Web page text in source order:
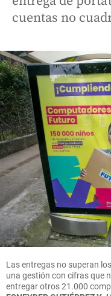
cuentas no
Las entregas no superan
una gestión con cifras que
entregar otros 21.000